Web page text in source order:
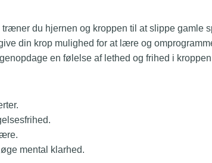
træner du hjernen og kroppen til at slippe
din krop mulighed for at lære og
en følelse af lethed og frihed i
mental klarhed.